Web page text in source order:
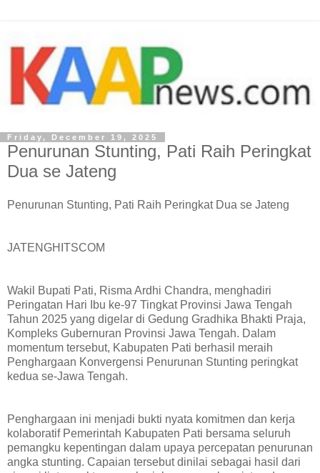
Friday, December 19, 2025
Penurunan Stunting, Pati Raih Peringkat
Dua se Jateng
Penurunan Stunting, Pati Raih Peringkat Dua se Jateng
JATENGHITSCOM
Wakil Bupati Pati, Risma Ardhi Chandra, menghadiri
Peringatan Hari Ibu ke-97 Tingkat Provinsi Jawa Tengah
Tahun 2025 yang digelar di Gedung Gradhika Bhakti Praja,
Kompleks Gubernuran Provinsi Jawa Tengah. Dalam
momentum tersebut, Kabupaten Pati berhasil meraih
Penghargaan Konvergensi Penurunan Stunting peringkat
kedua se-Jawa Tengah.
Penghargaan ini menjadi bukti nyata komitmen dan kerja
kolaboratif Pemerintah Kabupaten Pati bersama seluruh
pemangku kepentingan dalam upaya percepatan penurunan
angka stunting. Capaian tersebut dinilai sebagai hasil dari